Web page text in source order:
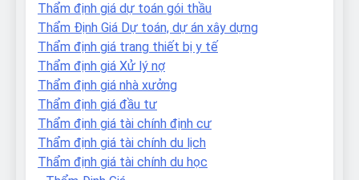
Thẩm định giá dự toán gói thầu
Thẩm Định Giá Dự toán, dự án xây dựng
Thẩm định giá trang thiết bị y tế
Thẩm định giá Xử lý nợ
Thẩm định giá nhà xưởng
Thẩm định giá đầu tư
Thẩm định giá tài chính định cư
Thẩm định giá tài chính du lịch
Thẩm định giá tài chính du học